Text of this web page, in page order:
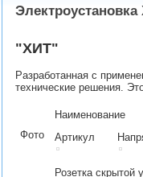
"ХИТ"
Разработанная с
технические решения.
Фото
Наименование
Артикул
Розетка скрытой